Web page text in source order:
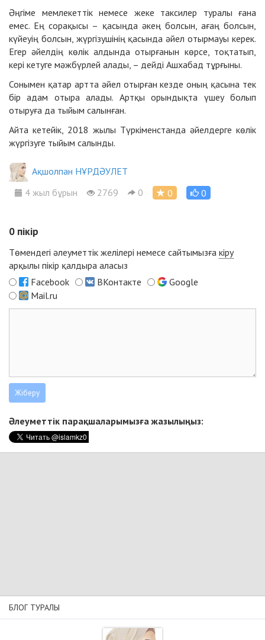
Әңгіме мемлекеттік немесе жеке таксилер туралы ғана
емес. Ең сорақысы – қасыңда әкең болсын, ағаң болсын,
күйеуің болсын, жүргізушінің қасында әйел отырмауы керек.
Егер әйелдің көлік алдында отырғанын көрсе, тоқтатып,
кері кетуге мәжбүрлей алады, – дейді Ашхабад тұрғыны.
Сонымен қатар артта әйел отырған кезде оның қасына тек
бір адам отыра алады. Артқы орындықта үшеу болып
отыруға да тыйым салынған.
Айта кетейік, 2018 жылы Түркіменстанда әйелдерге көлік
жүргізуге тыйым салынды.
Ақшолпан НҰРДӘУЛЕТ
4 жыл бұрын
2769 0 0 0
0 пікір
Төмендегі әлеуметтік желілері немесе сайтымызға кіру
арқылы пікір қалдыра аласыз
Facebook
ВКонтакте
Google
Mail.ru
Әлеуметтік парақшаларымызға жазылыңыз:
БЛОГ ТУРАЛЫ